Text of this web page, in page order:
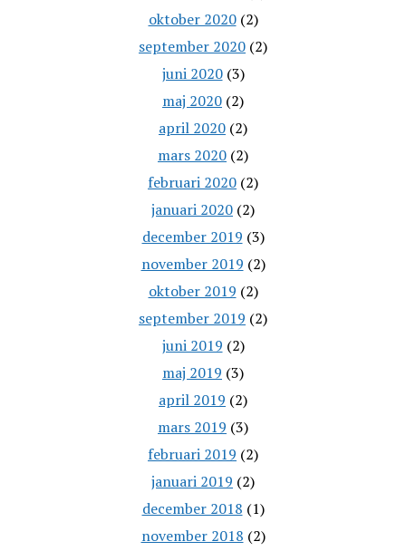
oktober 2020(2)
september 2020 (2)
juni 2020(3)
maj 2020 (2)
april 2020 (2)
mars 2020 (2)
februari 2020 (2)
januari 2020 (2)
december 2019 (3)
november 2019 (2)
oktober 2019 (2)
september 2019 (2)
juni 2019 (2)
maj 2019 (3)
april 2019 (2)
mars 2019 (3)
februari 2019 (2)
januari 2019 (2)
december 2018 (1)
november 2018 (2)